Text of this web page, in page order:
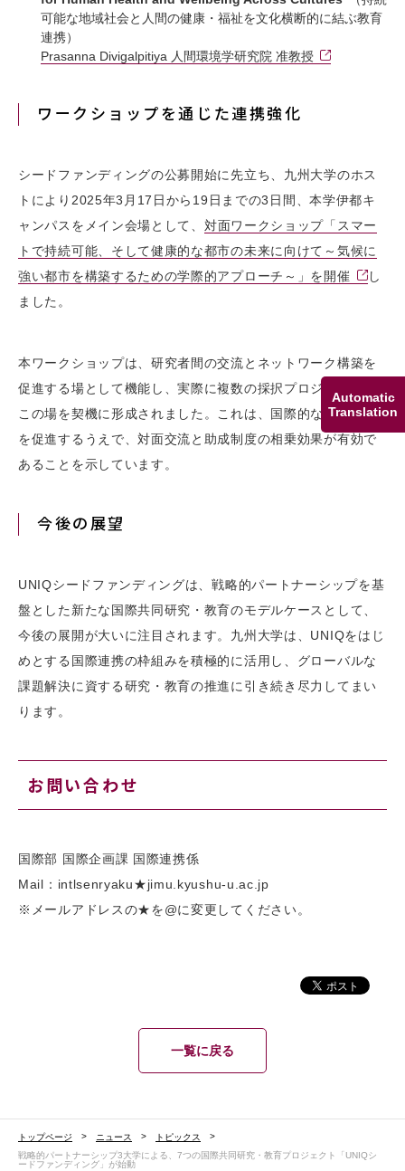
Automatic
Translation
可能な地域社会と人間の健康・福祉を文化横断的に結ぶ教育
連携）
Prasanna Divigalpitiya 人間環境学研究院 准教授
ワークショップを通じた連携強化
シードファンディングの公募開始に先立ち、九州大学のホス
トにより2025年3月17日から19日までの3日間、本学伊都キ
ャンパスをメイン会場として、 対面ワークショップ「スマー
トで持続可能、そして健康的な都市の未来に向けて～気候に
強い都市を構築するための学際的アプローチ～」を開催
し
ました。
本ワークショップは、研究者間の交流とネットワーク構築を
促進する場として機能し、実際に複数の採択プロジェクトが
この場を契機に形成されました。これは、国際的な研究連携
を促進するうえで、対面交流と助成制度の相乗効果が有効で
あることを示しています。
今後の展望
UNIQシードファンディングは、戦略的パートナーシップを基
盤とした新たな国際共同研究・教育のモデルケースとして、
今後の展開が大いに注目されます。九州大学は、UNIQをはじ
めとする国際連携の枠組みを積極的に活用し、グローバルな
課題解決に資する研究・教育の推進に引き続き尽力してまい
ります。
お問い合わせ
国際部 国際企画課 国際連携係
Mail：intlsenryaku★jimu.kyushu-u.ac.jp
※メールアドレスの★を@に変更してください。
一覧に戻る
トップページ ニュース
トピックス
戦略的パートナーシップ3大学による、7つの国際共同研究・教育プロジェクト「UNIQシ
ードファンディング」が始動